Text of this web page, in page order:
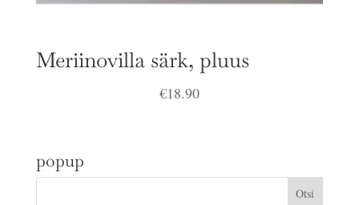
Meriinovilla särk, pluus
€18.90
popup